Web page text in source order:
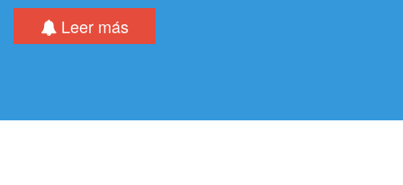
Leer más